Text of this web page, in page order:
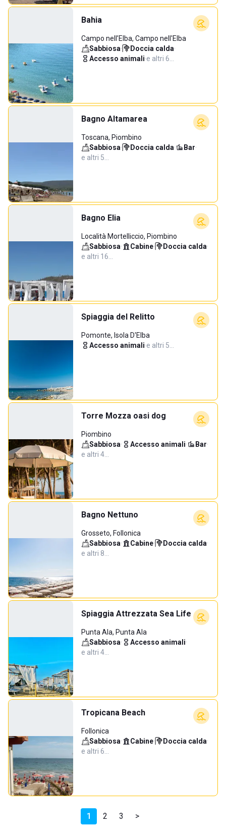
Bahia
Campo nell’Elba, Campo nell'Elba
Sabbiosa· Doccia calda·
Accesso animali·e altri 6…
Bagno Altamarea
Toscana, Piombino
Sabbiosa· Doccia calda· Bar·
e altri 5…
Bagno Elia
Località Mortelliccio, Piombino
Sabbiosa· Cabine· Doccia calda·
e altri 16…
Spiaggia del Relitto
Pomonte, Isola D'Elba
Accesso animali·e altri 5…
Torre Mozza oasi dog
Piombino
Sabbiosa· Accesso animali· Bar·
e altri 4…
Bagno Nettuno
Grosseto, Follonica
Sabbiosa· Cabine· Doccia calda·
e altri 8…
Spiaggia Attrezzata Sea Life
Punta Ala, Punta Ala
Sabbiosa· Accesso animali·
e altri 4…
Tropicana Beach
Follonica
Sabbiosa· Cabine· Doccia calda·
e altri 6…
1 2 3 >